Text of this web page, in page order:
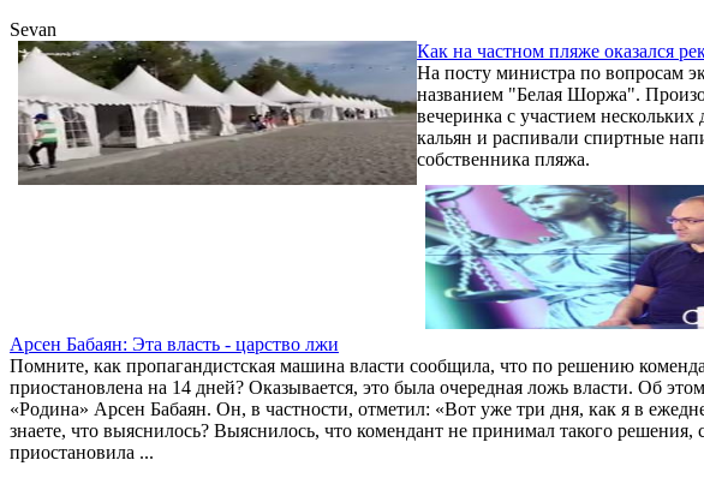
Sevan
Как на частном пляже оказался
На посту министра по вопросам
названием "Белая Шоржа".
вечеринка с участием
кальян и распивали спиртные
собственника пляжа.
Арсен Бабаян: Эта власть - царство лжи
Помните, как пропагандистская машина власти сообщила, что по решению
приостановлена на 14 дней? Оказывается, это была очередная ложь власти. Об
«Родина» Арсен Бабаян. Он, в частности, отметил: «Вот уже три дня, как я в
знаете, что выяснилось? Выяснилось, что комендант не принимал такого решения,
приостановила ...